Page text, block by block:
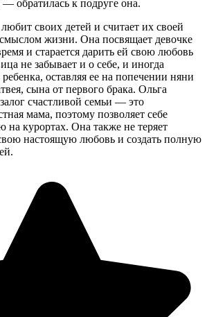
обратилась к подруге она.
своих детей и считает их своей
жизни. Она посвящает девочке
и старается дарить ей свою любовь
не забывает и о себе, и иногда
ребенка, оставляя ее на попечении няни
сына от первого брака. Ольга
счастливой семьи — это
мама, поэтому позволяет себе
на курортах. Она также не теряет
настоящую любовь и создать полную